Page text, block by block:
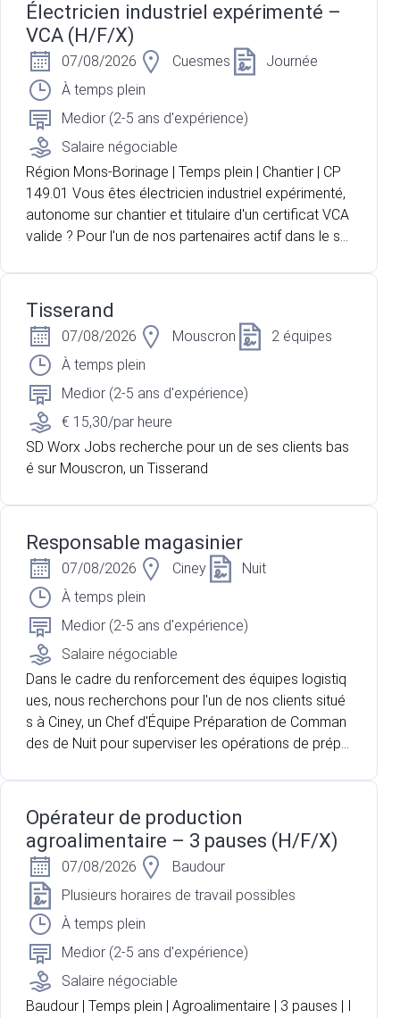
Électricien industriel expérimenté –
VCA (H/F/X)
07/08/2026 Cuesmes
Journée
À temps plein
Medior (2-5 ans d'expérience)
Salaire négociable
Région Mons-Borinage | Temps plein | Chantier | CP
149.01 Vous êtes électricien industriel expérimenté,
autonome sur chantier et titulaire d'un certificat VCA
valide ? Pour l'un de nos partenaires actif dans le se
n industriel pour intervenir au sein d'un bâtiment actu
ellement en construction. Vous travaillerez de maniè
re autonome sur base de plans électriques et serez
accompagné d'un aide-électricien pour la réalisation
des différentes installations.
Tisserand
07/08/2026 Mouscron
2 équipes
À temps plein
Medior (2-5 ans d'expérience)
€ 15,30/par heure
SD Worx Jobs recherche pour un de ses clients bas
é sur Mouscron, un Tisserand
Responsable magasinier
07/08/2026 Ciney
Nuit
À temps plein
Medior (2-5 ans d'expérience)
Salaire négociable
Dans le cadre du renforcement des équipes logistiq
ues, nous recherchons pour l'un de nos clients situé
s à Ciney, un Chef d'Équipe Préparation de Comman
des de Nuit pour superviser les opérations de prépa
expédition. vous accompagnez une équipe d'enviro
n 5 préparateurs de commandes afin de garantir la
qualité des expéditions et le respect des délais.
Opérateur de production
agroalimentaire – 3 pauses (H/F/X)
07/08/2026
Baudour
Plusieurs horaires de travail possibles
À temps plein
Medior (2-5 ans d'expérience)
Salaire négociable
Baudour | Temps plein | Agroalimentaire | 3 pauses | I